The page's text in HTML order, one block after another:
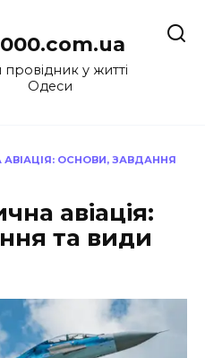
у житті
Одеси
ОСНОВИ, ЗАВДАННЯ
авіація:
та види